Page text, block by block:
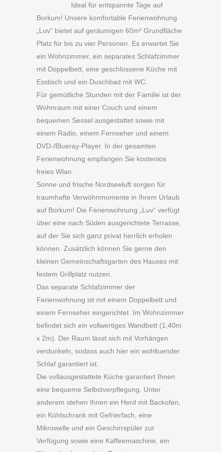
Ideal für entspannte Tage auf
Borkum! Unsere komfortable Ferienwohnung
„Luv“ bietet auf geräumigen 60m² Grundfläche
Platz für bis zu vier Personen. Es erwartet Sie
ein Wohnzimmer, ein separates Schlafzimmer
mit Doppelbett, eine geschlossene Küche mit
Esstisch und ein Duschbad mit WC.
Für gemütliche Stunden mit der Familie ist der
Wohnraum mit einer Couch und einem
bequemen Sessel ausgestattet sowie mit
einem Radio, einem Fernseher und einem
DVD-/Blueray-Player. In der gesamten
Ferienwohnung empfangen Sie kostenlos
freies Wlan.
Sonne und frische Nordseeluft sorgen für
traumhafte Verwöhnmomente in Ihrem Urlaub
auf Borkum! Die Ferienwohnung „Luv“ verfügt
über eine nach Süden ausgerichtete Terrasse,
auf der Sie sich ganz privat herrlich erholen
können. Zusätzlich können Sie gerne den
kleinen Gemeinschaftsgarten des Hauses mit
festem Grillplatz nutzen.
Das separate Schlafzimmer der
Ferienwohnung ist mit einem Doppelbett und
einem Fernseher eingerichtet. Im Wohnzimmer
befindet sich ein vollwertiges Wandbett (1,40m
x 2m). Der Raum lässt sich mit Vorhängen
verdunkeln, sodass auch hier ein wohltuender
Schlaf garantiert ist.
Die vollausgestattete Küche garantiert Ihnen
eine bequeme Selbstverpflegung. Unter
anderem stehen Ihnen ein Herd mit Backofen,
ein Kühlschrank mit Gefrierfach, eine
Mikrowelle und ein Geschirrspüler zur
Verfügung sowie eine Kaffeemaschine, ein